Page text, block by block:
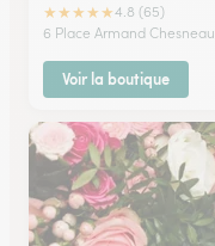
★★★★★4.8 (65)
6 Place Armand Chesneau
Voir la boutique